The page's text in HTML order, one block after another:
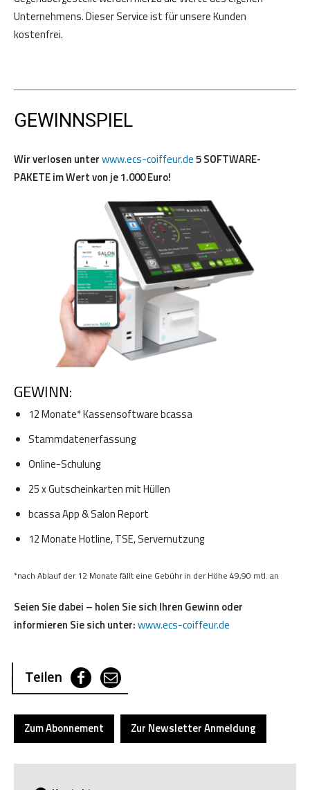
Unternehmens. Dieser Service ist für unsere Kunden
kostenfrei.
GEWINNSPIEL
Wir verlosen unterwww.ecs-coiffeur.de5 SOFTWARE-
PAKETE im Wert von je 1.000 Euro!
GEWINN:
12 Monate* Kassensoftware bcassa
Stammdatenerfassung
Online-Schulung
25 x Gutscheinkarten mit Hüllen
bcassa App & Salon Report
12 Monate Hotline, TSE, Servernutzung
*nach Ablauf der 12 Monate fällt eine Gebühr in der Höhe 49,90 mtl. an
Seien Sie dabei – holen Sie sich Ihren Gewinn oder
informieren Sie sich unter:www.ecs-coiffeur.de
Teilen
Zum Abonnement Zur Newsletter Anmeldung